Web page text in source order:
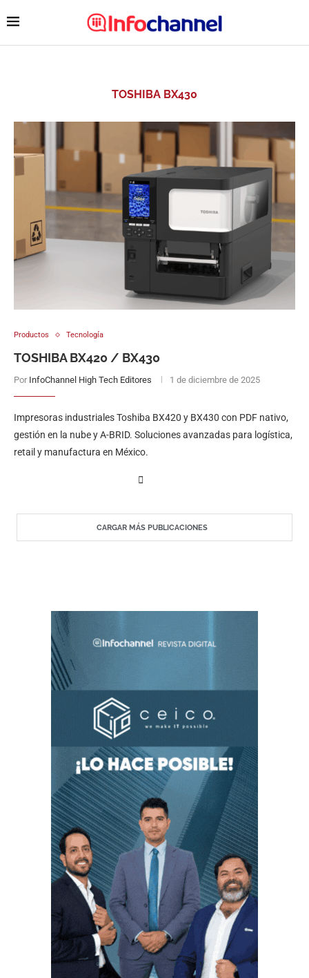
TOSHIBA BX430
Productos Tecnología
TOSHIBA BX420 / BX430
Por InfoChannel High Tech Editores 1 de diciembre de 2025
Impresoras industriales Toshiba BX420 y BX430 con PDF nativo,
gestión en la nube y A-BRID. Soluciones avanzadas para logística,
retail y manufactura en México.
CARGAR MÁS PUBLICACIONES